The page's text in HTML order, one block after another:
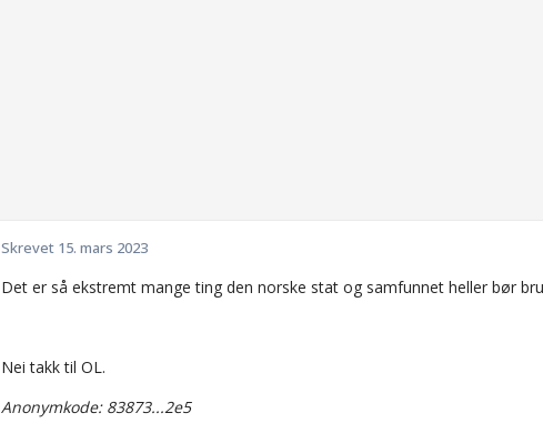
Skrevet 15. mars 2023
Det er så ekstremt mange ting den norske stat og samfunnet heller bør
Nei takk til OL.
Anonymkode: 83873...2e5